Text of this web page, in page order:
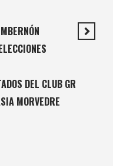
DEL CLUB GR
MORVEDRE